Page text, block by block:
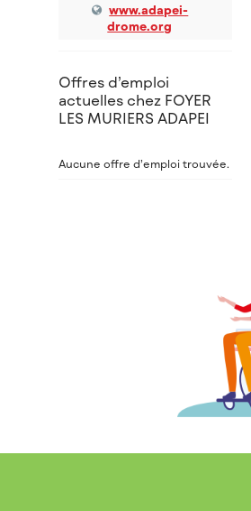
www.adapei-
drome.org
Offres d’emploi
actuelles chez FOYER
LES MURIERS ADAPEI
Aucune offre d’emploi trouvée.